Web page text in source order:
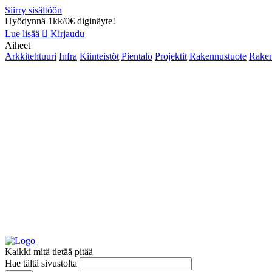
Siirry sisältöön
Hyödynnä 1kk/0€ diginäyte!
Lue lisää
Kirjaudu
Aiheet
Arkkitehtuuri Infra Kiinteistöt Pientalo Projektit Rakennustuote
Kaikki mitä tietää pitää
Hae tältä sivustolta